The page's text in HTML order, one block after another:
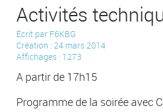
Activités
Écrit par F6KBG
Création : 24 mars 2014
Affichages : 1273
A partir de 17h15
Programme de la soirée avec